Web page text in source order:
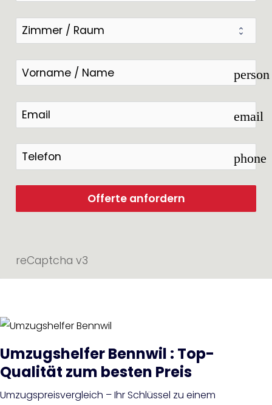
person
email
phone
Offerte anfordern
reCaptcha v3
Umzugshelfer Bennwil : Top-
Qualität zum besten Preis
Umzugspreisvergleich – Ihr Schlüssel zu einem